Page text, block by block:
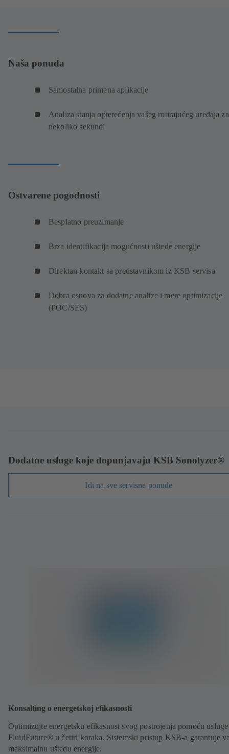
Naša ponuda
Samostalna primena aplikacije
Analiza stanja opterećenja vašeg rotirajućeg uređaja za
nekoliko sekundi
Ostvarene pogodnosti
Besplatno preuzimanje
Brza identifikacija mogućnosti uštede energije
Direktan kontakt sa predstavnikom iz KSB servisa
Dobra osnova za dodatne analize i mere optimizacije
(POC/SES)
Dodatne usluge koje dopunjavaju KSB Sonolyzer®
Idi na sve servisne ponude
Konsalting o energetskoj efikasnosti
Optimizujte energetsku efikasnost svog postrojenja pomoću usluge
FluidFuture® u četiri koraka. Sistemski pristup KSB-a garantuje
maksimalnu uštedu energije.